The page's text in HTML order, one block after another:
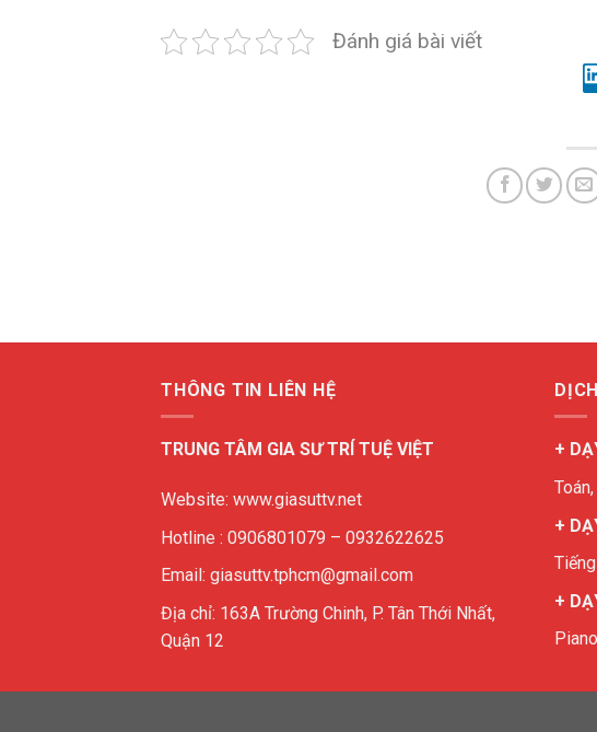
Đánh giá bài viết
THÔNG TIN LIÊN HỆ
TRUNG TÂM GIA SƯ TRÍ TUỆ VIỆT
Website: www.giasuttv.net
Hotline : 0906801079 – 0932622625
Email: giasuttv.tphcm@gmail.com
Địa chỉ: 163A Trường Chinh, P. Tân Thới Nhất,
Quận 12
+
+
+